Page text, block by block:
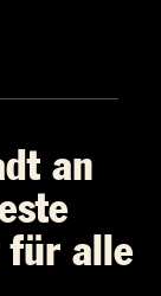
an
für alle